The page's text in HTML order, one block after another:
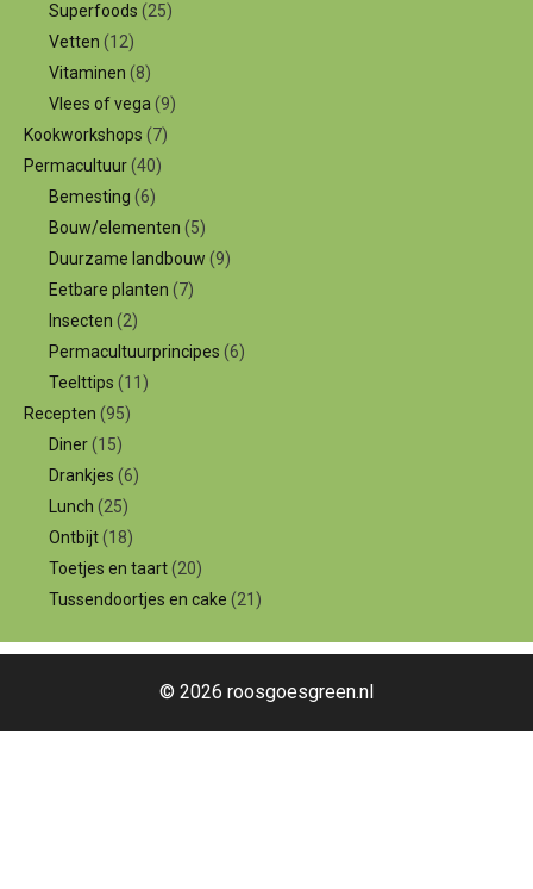
Superfoods (25)
Vetten (12)
Vitaminen (8)
Vlees of vega(9)
Kookworkshops (7)
Permacultuur(40)
Bemesting (6)
Bouw/elementen (5)
Duurzame landbouw (9)
Eetbare planten (7)
Insecten (2)
Permacultuurprincipes (6)
Teelttips (11)
Recepten (95)
Diner(15)
Drankjes (6)
Lunch (25)
Ontbijt(18)
Toetjes en taart(20)
Tussendoortjes en cake (21)
© 2026 roosgoesgreen.nl